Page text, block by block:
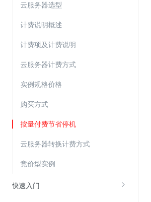
云服务器选型
计费说明概述
计费项及计费说明
云服务器计费方式
实例规格价格
购买方式
按量付费节省停机
云服务器转换计费方式
竞价型实例
快速入门
视频云服务
云直播(KLS)
云转码(KET)
边缘节点计算
云安全
金山云云防火墙
大模型应用防火墙
高防IP(KAD)
DDoS原生高防